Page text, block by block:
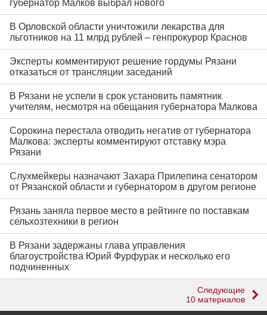
губернатор Малков выбрал нового
В Орловской области уничтожили лекарства для
льготников на 11 млрд рублей – генпрокурор Краснов
Эксперты комментируют решение гордумы Рязани
отказаться от трансляции заседаний
В Рязани не успели в срок установить памятник
учителям, несмотря на обещания губернатора Малкова
Сорокина перестала отводить негатив от губернатора
Малкова: эксперты комментируют отставку мэра
Рязани
Слухмейкеры назначают Захара Прилепина сенатором
от Рязанской области и губернатором в другом регионе
Рязань заняла первое место в рейтинге по поставкам
сельхозтехники в регион
В Рязани задержаны глава управления
благоустройства Юрий Фурфурак и несколько его
подчиненных
Следующие
10 материалов